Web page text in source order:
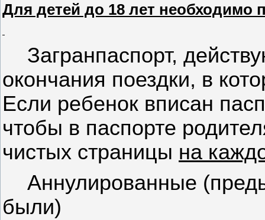
Для детей до 18 лет
Загранпаспорт,
окончания поездки, в
Если ребенок вписан
чтобы в паспорте
чистых страницы на
Аннулированные
были)